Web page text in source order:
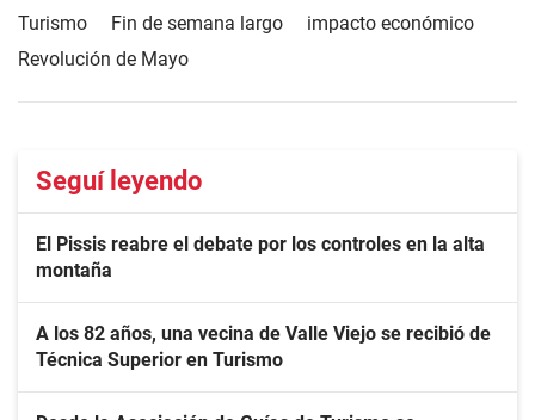
Turismo
Fin de semana largo
impacto económico
Revolución de Mayo
Seguí leyendo
El Pissis reabre el debate por los controles en la alta
montaña
A los 82 años, una vecina de Valle Viejo se recibió de
Técnica Superior en Turismo